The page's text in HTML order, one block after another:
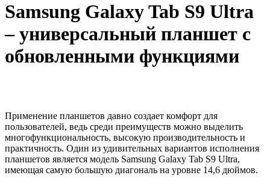
Samsung Galaxy Tab S9 Ultra
– универсальный планшет с
обновленными функциями
Применение планшетов давно создает комфорт для
пользователей, ведь среди преимуществ можно выделить
многофункциональность, высокую производительность и
практичность. Один из удивительных вариантов исполнения
планшетов является модель Samsung Galaxy Tab S9 Ultra,
имеющая самую большую диагональ на уровне 14,6 дюймов.